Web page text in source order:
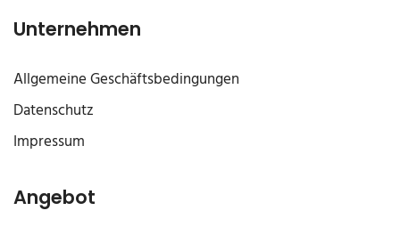
Unternehmen
Allgemeine Geschäftsbedingungen
Datenschutz
Impressum
Angebot